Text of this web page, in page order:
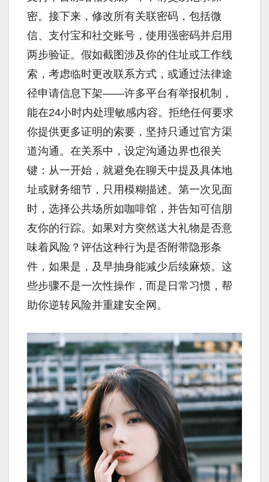
密。接下来，修改所有关联密码，包括微
信、支付宝和社交账号，使用强密码并启用
两步验证。假如截图涉及你的住址或工作线
索，考虑临时更改联系方式，或通过法律途
径申请信息下架——许多平台有举报机制，
能在24小时内处理敏感内容。拒绝任何要求
你提供更多证明的索要，坚持只通过官方渠
道沟通。在关系中，设定沟通边界也很关
键：从一开始，就避免在聊天中提及具体地
址或财务细节，只用模糊描述。第一次见面
时，选择公共场所如咖啡馆，并告知可信朋
友你的行踪。如果对方突然送大礼物是否意
味着风险？评估这种行为是否附带隐形条
件，如果是，及早抽身能减少后续麻烦。这
些步骤不是一次性操作，而是日常习惯，帮
助你逆转风险并重建安全网。